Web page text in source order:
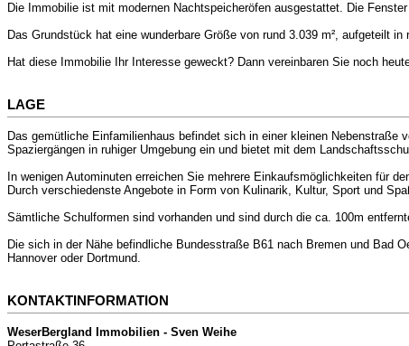
Die Immobilie ist mit modernen Nachtspeicheröfen ausgestattet. Die
Das Grundstück hat eine wunderbare Größe von rund 3.039 m², aufgeteilt
Hat diese Immobilie Ihr Interesse geweckt? Dann vereinbaren Sie noch
LAGE
Das gemütliche Einfamilienhaus befindet sich in einer kleinen
Spaziergängen in ruhiger Umgebung ein und bietet mit dem
In wenigen Autominuten erreichen Sie mehrere Einkaufsmöglichkeiten für
Durch verschiedenste Angebote in Form von Kulinarik, Kultur, Sport und
Sämtliche Schulformen sind vorhanden und sind durch die ca. 100m
Die sich in der Nähe befindliche Bundesstraße B61 nach Bremen und Bad
Hannover oder Dortmund.
KONTAKTINFORMATION
WeserBergland Immobilien - Sven Weihe